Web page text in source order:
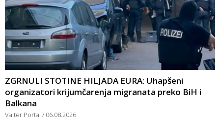
ZGRNULI STOTINE HILJADA EURA: Uhapšeni
organizatori krijumčarenja migranata preko BiH i
Balkana
Valter Portal 06.08.2026